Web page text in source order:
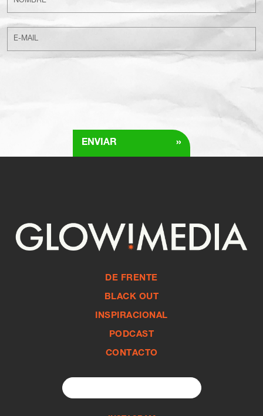
ENVIAR »
DE FRENTE
BLACK OUT
INSPIRACIONAL
PODCAST
CONTACTO
for: